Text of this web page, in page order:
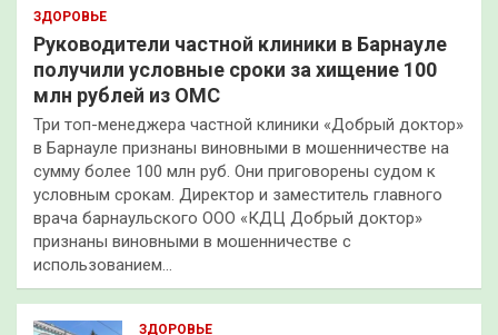
ЗДОРОВЬЕ
Руководители частной клиники в Барнауле
получили условные сроки за хищение 100
млн рублей из ОМС
Три топ-менеджера частной клиники «Добрый доктор»
в Барнауле признаны виновными в мошенничестве на
сумму более 100 млн руб. Они приговорены судом к
условным срокам. Директор и заместитель главного
врача барнаульского ООО «КДЦ Добрый доктор»
признаны виновными в мошенничестве с
использованием…
ЗДОРОВЬЕ